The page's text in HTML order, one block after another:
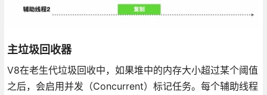
主垃圾回收器
V8在老生代垃圾回收中，如果堆中的内存大小超过某个阈值
之后，会启用并发（Concurrent）标记任务。每个辅助线程